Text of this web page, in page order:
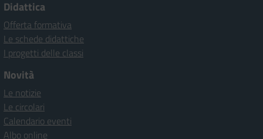
Didattica
Offerta formativa
Le schede didattiche
I progetti delle classi
Novità
Le notizie
Le circolari
Calendario eventi
Albo online